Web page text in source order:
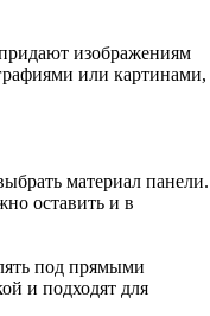
изображениям
или картинами,
материал панели.
оставить и в
под прямыми
и подходят для